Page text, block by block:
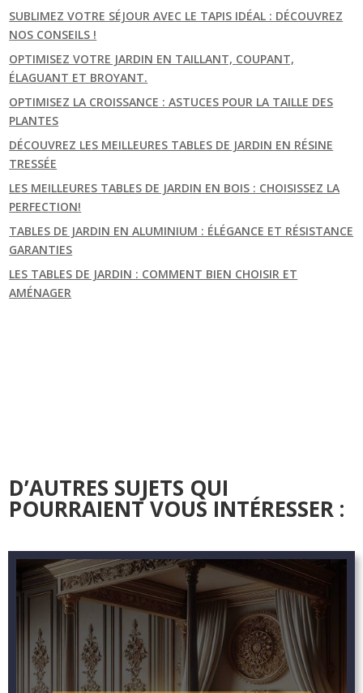
SUBLIMEZ VOTRE SÉJOUR AVEC LE TAPIS IDÉAL : DÉCOUVREZ
NOS CONSEILS !
OPTIMISEZ VOTRE JARDIN EN TAILLANT, COUPANT,
ÉLAGUANT ET BROYANT.
OPTIMISEZ LA CROISSANCE : ASTUCES POUR LA TAILLE DES
PLANTES
DÉCOUVREZ LES MEILLEURES TABLES DE JARDIN EN RÉSINE
TRESSÉE
LES MEILLEURES TABLES DE JARDIN EN BOIS : CHOISISSEZ LA
PERFECTION!
TABLES DE JARDIN EN ALUMINIUM : ÉLÉGANCE ET RÉSISTANCE
GARANTIES
LES TABLES DE JARDIN : COMMENT BIEN CHOISIR ET
AMÉNAGER
D’AUTRES SUJETS QUI
POURRAIENT VOUS INTÉRESSER :